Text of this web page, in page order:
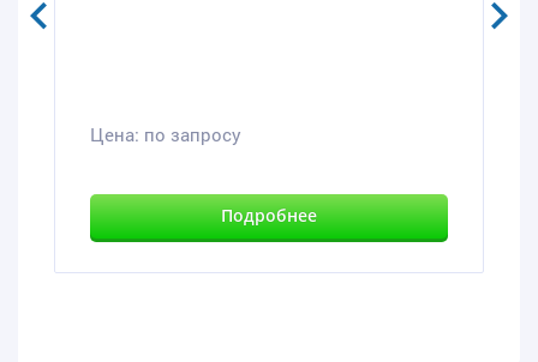
Цена: по запросу
Подробнее